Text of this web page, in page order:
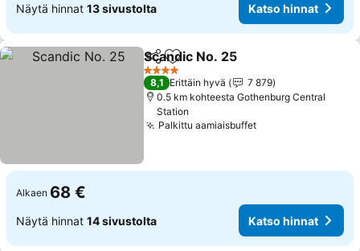
Näytä hinnat 13 sivustolta Katso hinnat
Jaa Lisää suosikkeihin
Scandic No. 25
4 Tähtiluokitus
8,1 Erittäin hyvä
7 879
0.5 km kohteesta Gothenburg Central
Station
Palkittu aamiaisbuffetKatso hinnat
Alkaen 68 €
Näytä hinnat 14 sivustolta Katso hinnat